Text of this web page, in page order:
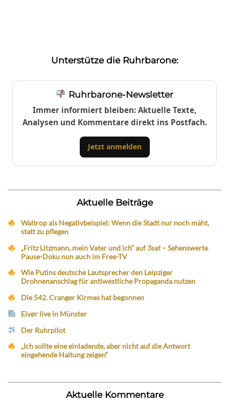
Unterstütze die Ruhrbarone:
Ruhrbarone-Newsletter
Immer informiert bleiben: Aktuelle Texte,
Analysen und Kommentare direkt ins Postfach.
Jetzt anmelden
Aktuelle Beiträge
Waltrop als Negativbeispiel: Wenn die Stadt nur noch mäht,
statt zu pflegen
„Fritz Litzmann, mein Vater und ich“ auf 3sat – Sehenswerte
Pause-Doku nun auch im Free-TV
Wie Putins deutsche Lautsprecher den Leipziger
Drohnenanschlag für antiwestliche Propaganda nutzen
Die 542. Cranger Kirmes hat begonnen
Eivør live in Münster
Der Ruhrpilot
„Ich sollte eine einladende, aber nicht auf die Antwort
eingehende Haltung zeigen“
Aktuelle Kommentare